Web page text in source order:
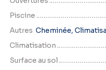
Piscine
Autres
Climatisation
Surface au sol